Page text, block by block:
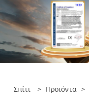
Σπίτι > Προϊόντα >